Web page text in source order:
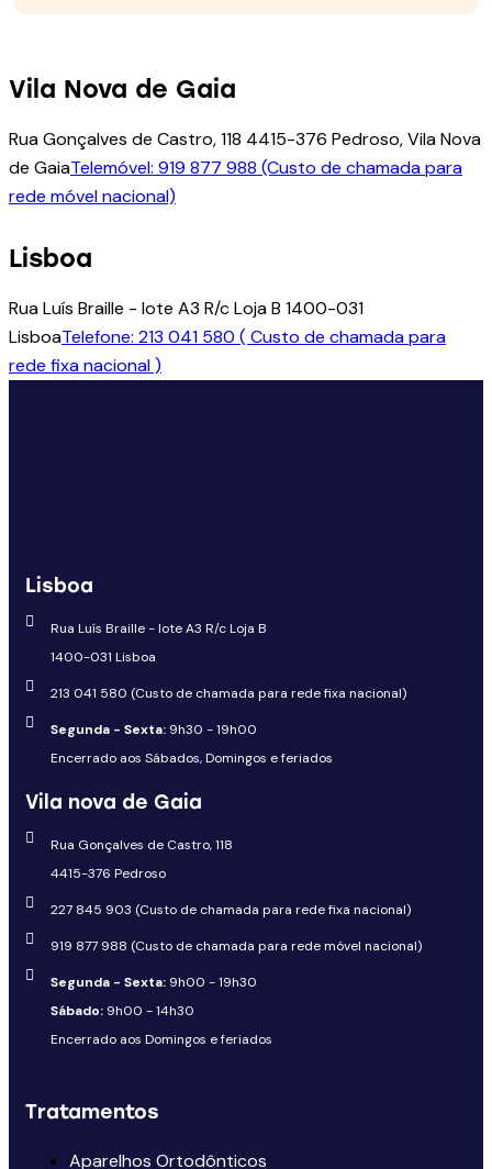
Vila Nova de Gaia
Rua Gonçalves de Castro, 118 4415-376 Pedroso, Vila Nova
de GaiaTelemóvel: 919 877 988 (Custo de chamada para
rede móvel nacional)
Lisboa
Rua Luís Braille - lote A3 R/c Loja B 1400-031
LisboaTelefone: 213 041 580 ( Custo de chamada para
rede fixa nacional )
Lisboa
Rua Luís Braille - lote A3 R/c Loja B
1400-031 Lisboa
213 041 580 (Custo de chamada para rede fixa nacional)
Segunda - Sexta: 9h30 - 19h00
Encerrado aos Sábados, Domingos e feriados
Vila nova de Gaia
Rua Gonçalves de Castro, 118
4415-376 Pedroso
227 845 903 (Custo de chamada para rede fixa nacional)
919 877 988 (Custo de chamada para rede móvel nacional)
Segunda - Sexta: 9h00 - 19h30
Sábado: 9h00 - 14h30
Encerrado aos Domingos e feriados
Tratamentos
Aparelhos Ortodônticos